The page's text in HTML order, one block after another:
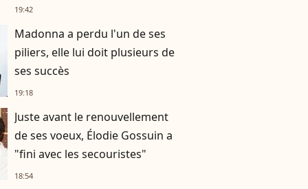
19:42
Madonna a perdu l'un de ses
piliers, elle lui doit plusieurs de
ses succès
19:18
Juste avant le renouvellement
de ses voeux, Élodie Gossuin a
"fini avec les secouristes"
18:54